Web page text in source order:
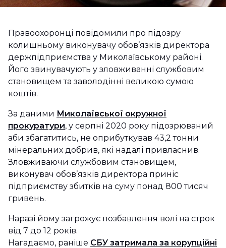
Правоохоронці повідомили про підозру
колишньому виконувачу обов’язків директора
держпідприємства у Миколаївському районі.
Його звинувачують у зловживанні службовим
становищем та заволодінні великою сумою
коштів.
За даними Миколаївської окружної
прокуратури, у серпні 2020 року підозрюваний
аби збагатитись, не оприбуткував 43,2 тонни
мінеральних добрив, які надалі привласнив.
Зловживаючи службовим становищем,
виконувач обов’язків директора приніс
підприємству збитків на суму понад 800 тисяч
гривень.
Наразі йому загрожує позбавлення волі на строк
від 7 до 12 років.
Нагадаємо, раніше СБУ затримала за корупційні